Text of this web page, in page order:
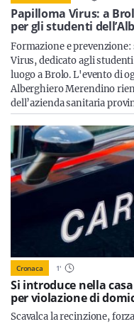
Servizi
Resta sempre
nostra newsletter
Papilloma Virus: a
per gli studenti
Formazione e
Virus, dedicato agli
luogo a Brolo. L'evento di
Alberghiero Merendino
dell’azienda sanitaria
Cronaca 1'
Si introduce nella
per violazione di
Scavalca la recinzione,